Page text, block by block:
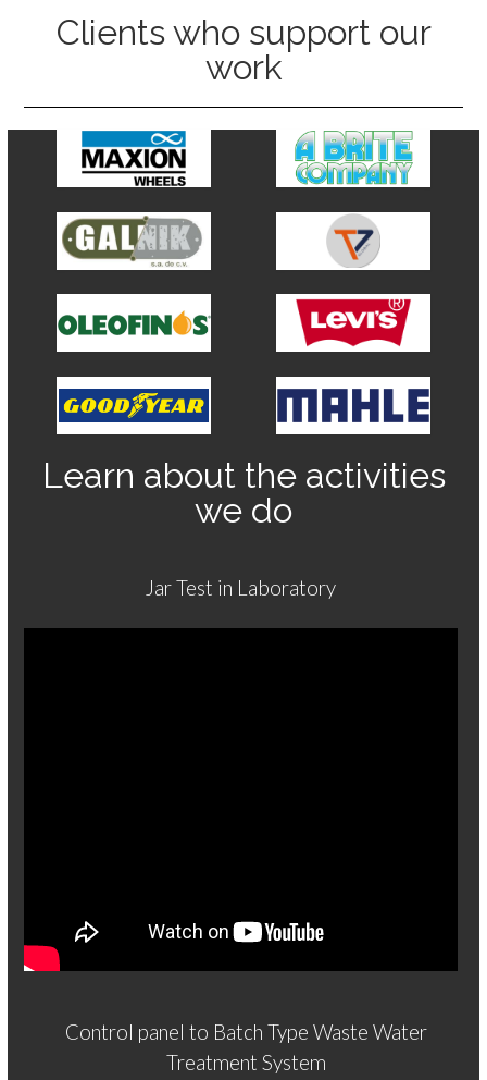
Clients who support our
work
Learn about the activities
we do
Jar Test in Laboratory
Control panel to Batch Type Waste Water
Treatment System